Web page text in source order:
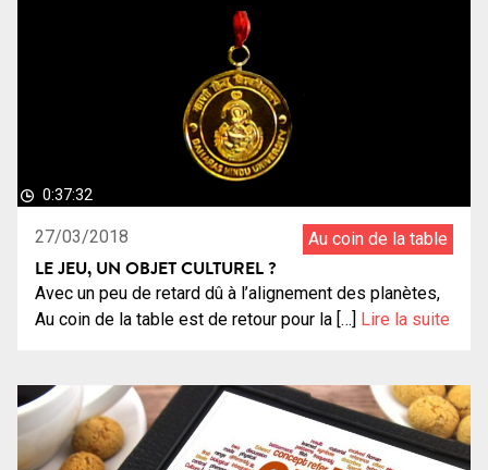
0:37:32
27/03/2018 Au coin de la table
LE JEU, UN OBJET CULTUREL ?
Avec un peu de retard dû à l’alignement des planètes,
Au coin de la table est de retour pour la […] Lire la suite